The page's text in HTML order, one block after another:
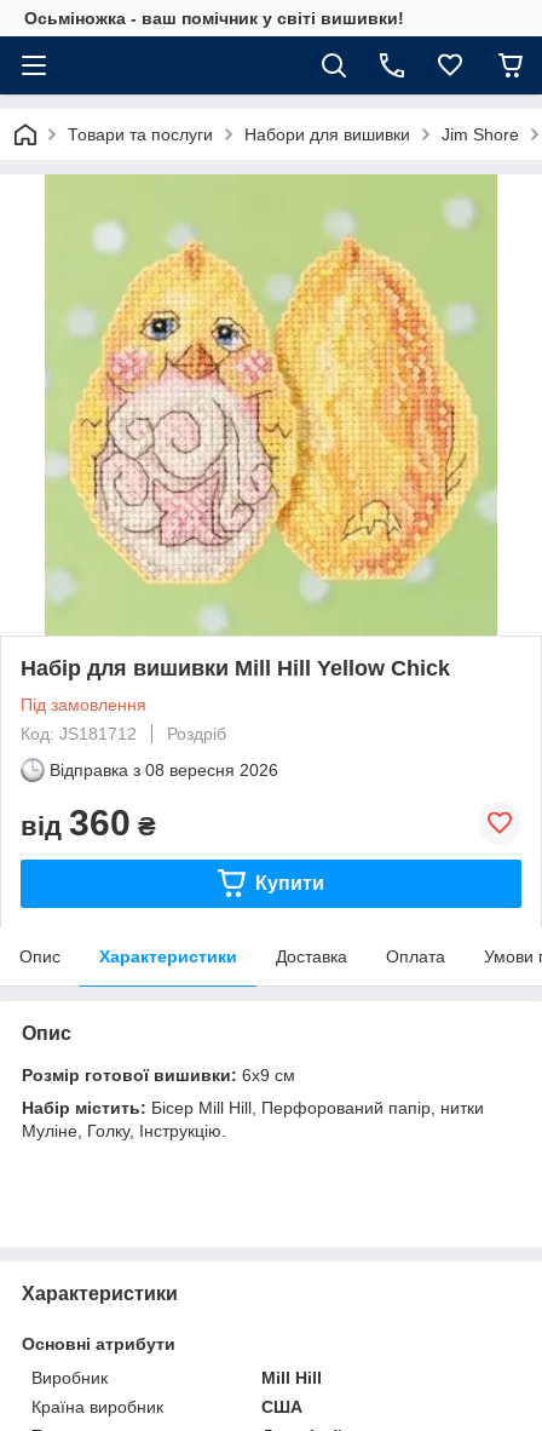
Осьміножка - ваш помічник у світі вишивки!
Товари та послуги Набори для вишивки Jim Shore
Набір для вишивки Mill Hill Yellow Chick
Під замовлення
Код: JS181712
Роздріб
Відправка з 08 вересня 2026
від 360 ₴
Купити
Опис Характеристики Доставка Оплата Умови
Опис
Розмір готової вишивки: 6х9 см
Набір містить: Бісер Mill Hill, Перфорований папір, нитки
Муліне, Голку, Інструкцію.
Характеристики
Основні атрибути
Виробник
Mill Hill
Країна виробник
США